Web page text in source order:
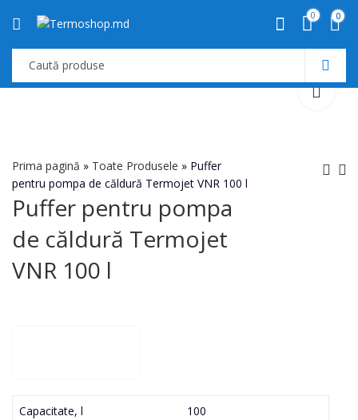
0 0
Prima pagină » Toate Produsele » Puffer
pentru pompa de căldură Termojet VNR 100 l
Puffer pentru pompa
de căldură Termojet
VNR 100 l
Puffer pentru pompa
Capacitate, l 100